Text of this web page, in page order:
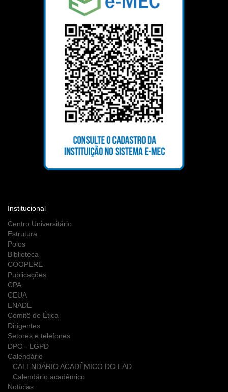
Institucional
Centro Universitário
Estrutura
Polos
Biblioteca
COOPERE
Publicações
CPA
CEUA
ENADE
Comitê de Ética
Dirigentes
Setores e telefones
DPO - LGPD
Calendário
CALENDÁRIO ACADÊMICO DO EAD
Calendário acadêmico
Notícias